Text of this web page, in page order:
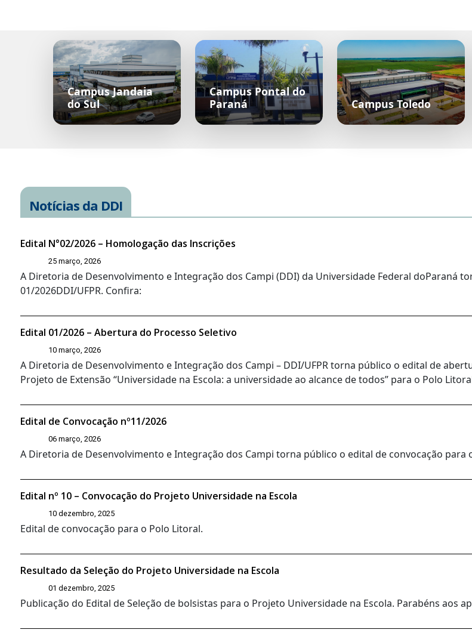
Campus Jandaia
do Sul
Campus Pontal do
Paraná
Campus Toledo
Notícias da DDI
Edital N°02/2026 – Homologação das Inscrições
25 março, 2026
A Diretoria de Desenvolvimento e Integração dos Campi (DDI) da Universidade Federal doParaná
01/2026DDI/UFPR. Confira:
Edital 01/2026 – Abertura do Processo Seletivo
10 março, 2026
A Diretoria de Desenvolvimento e Integração dos Campi – DDI/UFPR torna público o edital de
Projeto de Extensão “Universidade na Escola: a universidade ao alcance de todos” para o Polo
Edital de Convocação nº11/2026
06 março, 2026
A Diretoria de Desenvolvimento e Integração dos Campi torna público o edital de convocação para
Edital nº 10 – Convocação do Projeto Universidade na Escola
10 dezembro, 2025
Edital de convocação para o Polo Litoral.
Resultado da Seleção do Projeto Universidade na Escola
01 dezembro, 2025
Publicação do Edital de Seleção de bolsistas para o Projeto Universidade na Escola. Parabéns aos